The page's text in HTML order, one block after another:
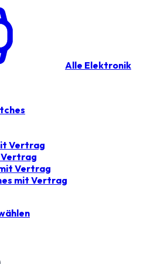
Alle Elektronik
Vertrag
Vertrag
mit Vertrag